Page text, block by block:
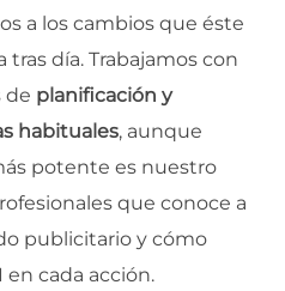
a los cambios que éste
día. Trabajamos con
de planificación y
habituales, aunque
potente es nuestro
que conoce a
publicitario y cómo
cada acción.